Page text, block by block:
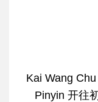
Kai Wang
Pinyin 开往